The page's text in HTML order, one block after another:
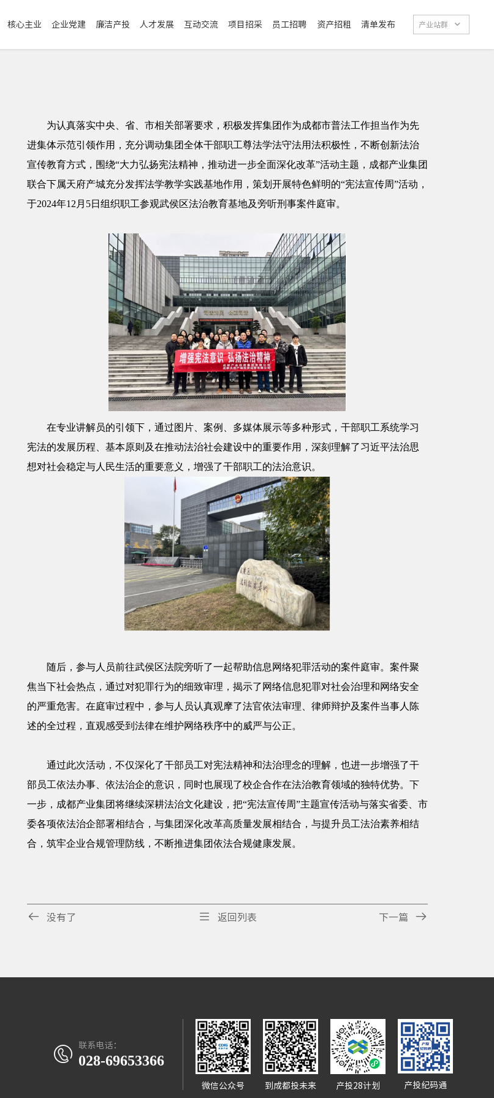
核心主业 企业党建 廉洁产投 人才发展 互动交流 项目招采 员工招聘 资产招租 清单发布 产业站群 
为认真落实中央、省、市相关部署要求，积极发挥集团作为成都市普法工作担当作为先
进集体示范引领作用，充分调动集团全体干部职工尊法学法守法用法积极性，不断创新法治
宣传教育方式，围绕“大力弘扬宪法精神，推动进一步全面深化改革”活动主题，成都产业集团
联合下属天府产城充分发挥法学教学实践基地作用，策划开展特色鲜明的“宪法宣传周”活动，
于2024年12月5日组织职工参观武侯区法治教育基地及旁听刑事案件庭审。
在专业讲解员的引领下，通过图片、案例、多媒体展示等多种形式，干部职工系统学习
宪法的发展历程、基本原则及在推动法治社会建设中的重要作用，深刻理解了习近平法治思
想对社会稳定与人民生活的重要意义，增强了干部职工的法治意识。
随后，参与人员前往武侯区法院旁听了一起帮助信息网络犯罪活动的案件庭审。案件聚
焦当下社会热点，通过对犯罪行为的细致审理，揭示了网络信息犯罪对社会治理和网络安全
的严重危害。在庭审过程中，参与人员认真观摩了法官依法审理、律师辩护及案件当事人陈
述的全过程，直观感受到法律在维护网络秩序中的威严与公正。
通过此次活动，不仅深化了干部员工对宪法精神和法治理念的理解，也进一步增强了干
部员工依法办事、依法治企的意识，同时也展现了校企合作在法治教育领域的独特优势。下
一步，成都产业集团将继续深耕法治文化建设，把“宪法宣传周”主题宣传活动与落实省委、市
委各项依法治企部署相结合，与集团深化改革高质量发展相结合，与提升员工法治素养相结
合，筑牢企业合规管理防线，不断推进集团依法合规健康发展。
 没有了  返回列表 下一篇 
 联系电话：
028-69653366
微信公众号 到成都投未来 产投28计划 产投纪码通